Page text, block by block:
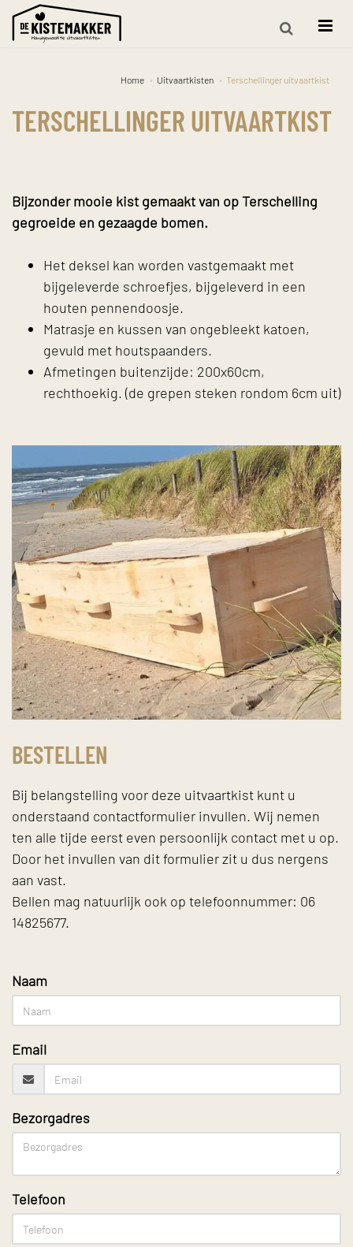
Home Uitvaartkisten Terschellinger uitvaartkist
TERSCHELLINGER UITVAARTKIST
Bijzonder mooie kist gemaakt van op Terschelling
gegroeide en gezaagde bomen.
Het deksel kan worden vastgemaakt met
bijgeleverde schroefjes, bijgeleverd in een
houten pennendoosje.
Matrasje en kussen van ongebleekt katoen,
gevuld met houtspaanders.
Afmetingen buitenzijde: 200x60cm,
rechthoekig. (de grepen steken rondom 6cm uit)
BESTELLEN
Bij belangstelling voor deze uitvaartkist kunt u
onderstaand contactformulier invullen. Wij nemen
ten alle tijde eerst even persoonlijk contact met u op.
Door het invullen van dit formulier zit u dus nergens
aan vast.
Bellen mag natuurlijk ook op telefoonnummer: 06
14825677.
Naam
Email
Bezorgadres
Telefoon